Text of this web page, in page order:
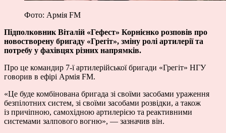
Фото: Армія FM
Підполковник Віталій «Гефест» Корнієнко розповів про
новостворену бригаду «Грегіт», зміну ролі артилерії та
потребу у фахівцях різних напрямків.
Про це командир 7-ї артилерійської бригади «Грегіт» НГУ
говорив в ефірі Армія FM.
«Це буде комбінована бригада зі своїми засобами ураження
безпілотних систем, зі своїми засобами розвідки, а також
із причіпною, самохідною артилерією та реактивними
системами залпового вогню», — зазначив він.